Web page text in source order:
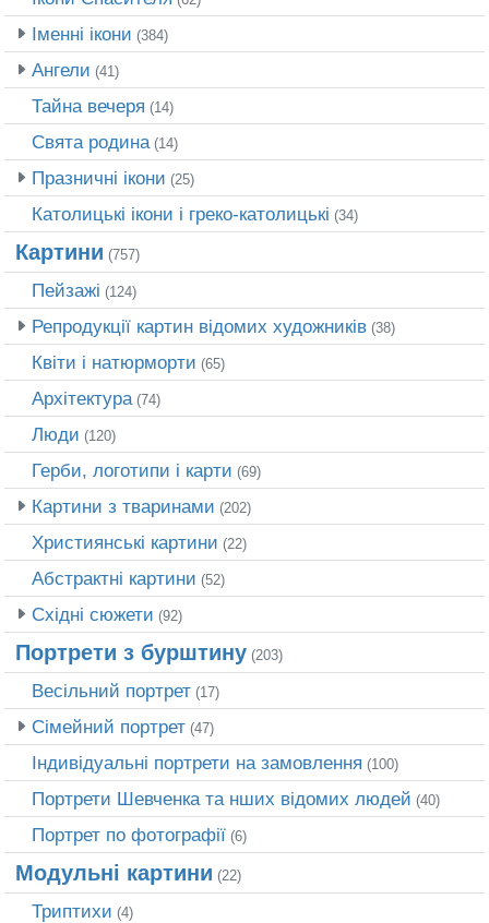
Іменні ікони (384)
Ангели (41)
Тайна вечеря (14)
Свята родина (14)
Празничні ікони (25)
Католицькі ікони і греко-католицькі (34)
Картини (757)
Пейзажі (124)
Репродукції картин відомих художників (38)
Квіти і натюрморти (65)
Архітектура (74)
Люди (120)
Герби, логотипи і карти (69)
Картини з тваринами (202)
Християнські картини (22)
Абстрактні картини (52)
Східні сюжети (92)
Портрети з бурштину (203)
Весільний портрет (17)
Сімейний портрет (47)
Індивідуальні портрети на замовлення (100)
Портрети Шевченка та нших відомих людей (40)
Портрет по фотографії (6)
Модульні картини (22)
Триптихи (4)